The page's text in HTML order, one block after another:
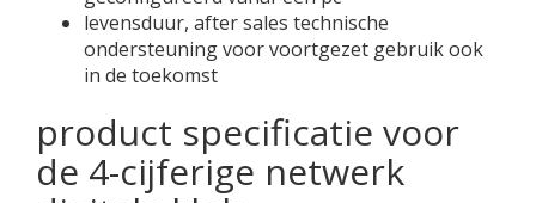
levensduur, after sales technische
ondersteuning voor voortgezet gebruik ook
in de toekomst
product specificatie voor
de 4-cijferige netwerk